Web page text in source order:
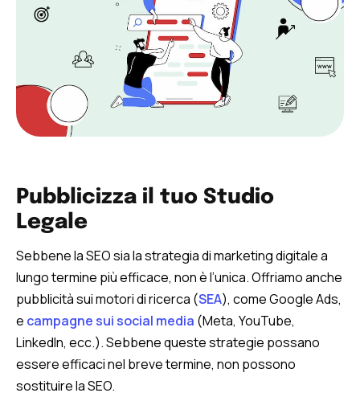
Pubblicizza il tuo Studio
Legale
Sebbene la SEO sia la strategia di marketing digitale a
lungo termine più efficace, non è l’unica. Offriamo anche
pubblicità sui motori di ricerca (SEA), come Google Ads,
e campagne sui social media (Meta, YouTube,
LinkedIn, ecc.). Sebbene queste strategie possano
essere efficaci nel breve termine, non possono
sostituire la SEO.